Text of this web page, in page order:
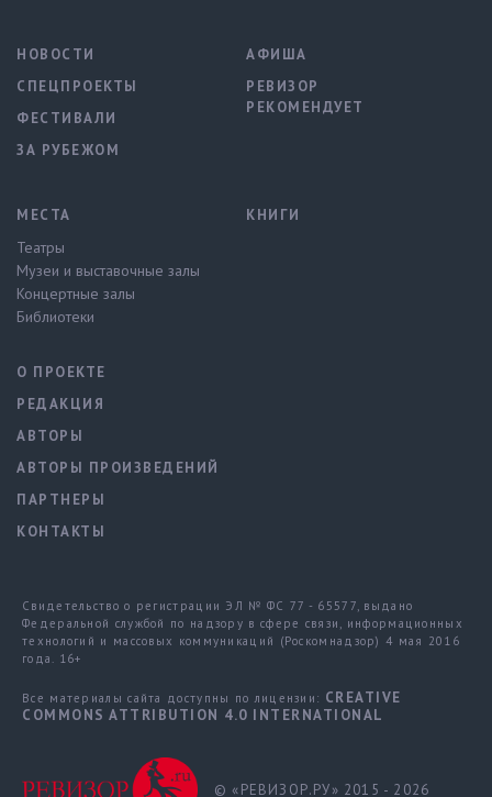
НОВОСТИ
СПЕЦПРОЕКТЫ
ФЕСТИВАЛИ
ЗА РУБЕЖОМ
АФИША
РЕВИЗОР
РЕКОМЕНДУЕТ
МЕСТА
Театры
Музеи и выставочные залы
Концертные залы
Библиотеки
КНИГИ
О ПРОЕКТЕ
РЕДАКЦИЯ
АВТОРЫ
АВТОРЫ ПРОИЗВЕДЕНИЙ
ПАРТНЕРЫ
КОНТАКТЫ
Свидетельство о регистрации ЭЛ № ФС 77 - 65577, выдано
Федеральной службой по надзору в сфере связи, информационных
технологий и массовых коммуникаций (Роскомнадзор) 4 мая 2016
года. 16+
Все материалы сайта доступны по лицензии: CREATIVE
COMMONS ATTRIBUTION 4.0 INTERNATIONAL
© «РЕВИЗОР.РУ» 2015 - 2026